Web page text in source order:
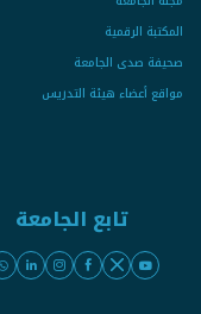
المكتبة الرقمية
صحيفة صدى الجامعة
مواقع أعضاء هيئة التدريس
تابع الجامعة